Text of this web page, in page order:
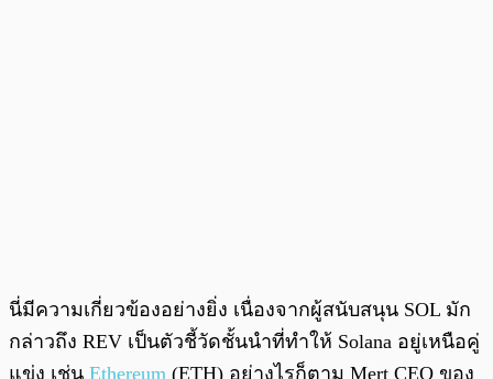
นี่มีความเกี่ยวข้องอย่างยิ่ง เนื่องจากผู้สนับสนุน SOL มัก
กล่าวถึง REV เป็นตัวชี้วัดชั้นนำที่ทำให้ Solana อยู่เหนือคู่
แข่ง เช่น Ethereum (ETH) อย่างไรก็ตาม Mert CEO ของ